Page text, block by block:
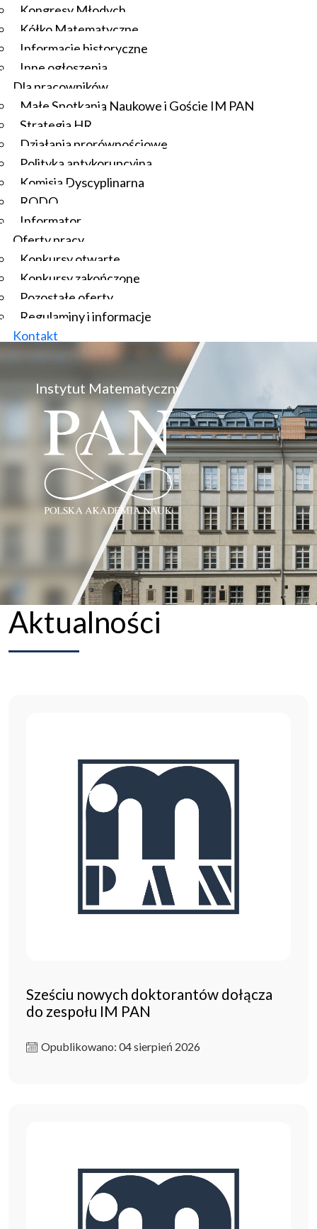
Kongresy Młodych
Kółko Matematyczne
Informacje historyczne
Inne ogłoszenia
Dla pracowników
Małe Spotkania Naukowe i Goście IM PAN
Strategia HR
Działania prorównościowe
Polityka antykorupcyjna
Komisja Dyscyplinarna
RODO
Informator
Oferty pracy
Konkursy otwarte
Konkursy zakończone
Pozostałe oferty
Regulaminy i informacje
Kontakt
Instytut Matematyczny
Aktualności
Sześciu nowych doktorantów dołącza
do zespołu IM PAN
Opublikowano: 04 sierpień 2026